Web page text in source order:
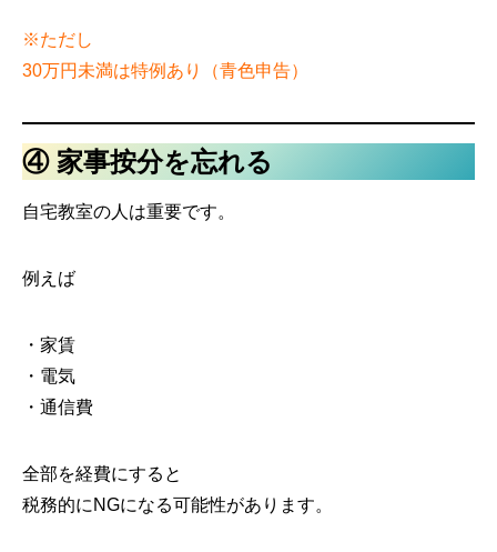
※ただし
30万円未満は特例あり（青色申告）
④ 家事按分を忘れる
自宅教室の人は重要です。
例えば
・家賃
・電気
・通信費
全部を経費にすると
税務的にNGになる可能性があります。